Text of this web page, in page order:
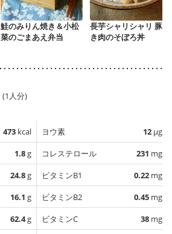
鮭のみりん焼き＆小松
菜のごまあえ弁当
長芋シャリシャリ 豚ひ
き肉のそぼろ丼
(1人分)
473 kcal
1.8g
24.8g
16.1 g
62.4g
ヨウ素 12 µg
コレステロール
231 mg
ビタミンB1
0.22 mg
ビタミンB2
0.45 mg
ビタミンC
38 mg